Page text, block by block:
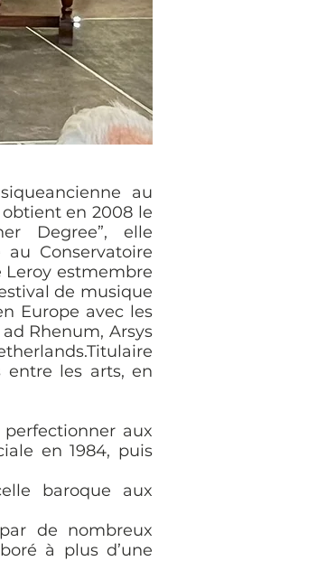
au
en 2008 le
Degree”, elle
Conservatoire
Leroy estmembre
de musique
Europe avec les
Rhenum, Arsys
entre les arts, en
aux
en 1984, puis
baroque aux
de nombreux
à plus d’une